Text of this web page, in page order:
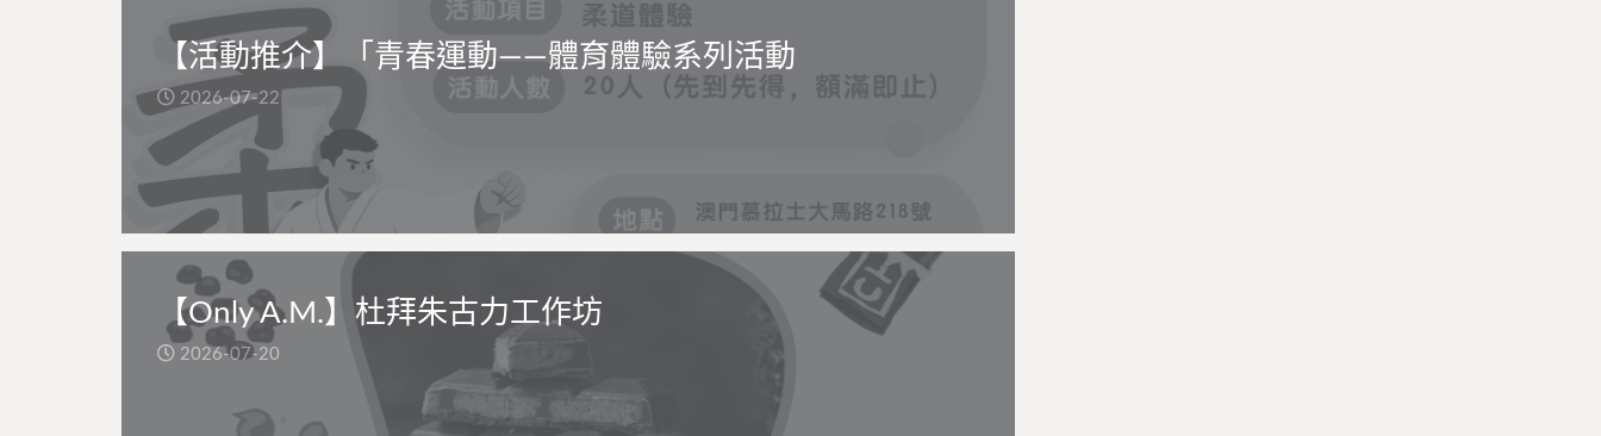
【活動推介】「青春運動——體育體驗系列活動
2026-07-22
【Only A.M.】杜拜朱古力工作坊
2026-07-20